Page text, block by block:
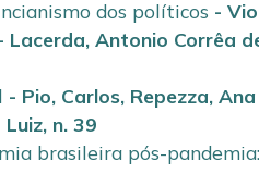
dos políticos -
Lacerda, Antonio Corrêa
- Pio, Carlos, Repezza,
Luiz, n. 39
brasileira pós-